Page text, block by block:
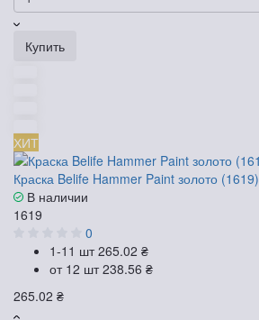
Купить
ХИТ
Краска Belife Hammer Paint золото (1619)
В наличии
1619
0
1-11 шт265.02 ₴
от 12 шт238.56 ₴
265.02 ₴